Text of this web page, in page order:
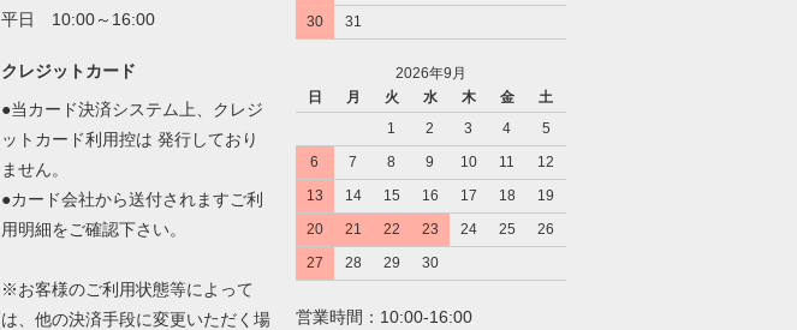
平日 10:00～16:00
クレジットカード
●当カード決済システム上、クレジ
ットカード利用控は 発行しており
ません。
●カード会社から送付されますご利
用明細をご確認下さい。
※お客様のご利用状態等によって
は、他の決済手段に変更いただく場
30
31
2026年9月
日
月 火 水 木 金
土
1
2 3 4
5
6
7 8 9 10 11
12
13
14 15 16 17 18
19
20
21 22 23 24 25
26
27
28 29 30
営業時間：10:00-16:00